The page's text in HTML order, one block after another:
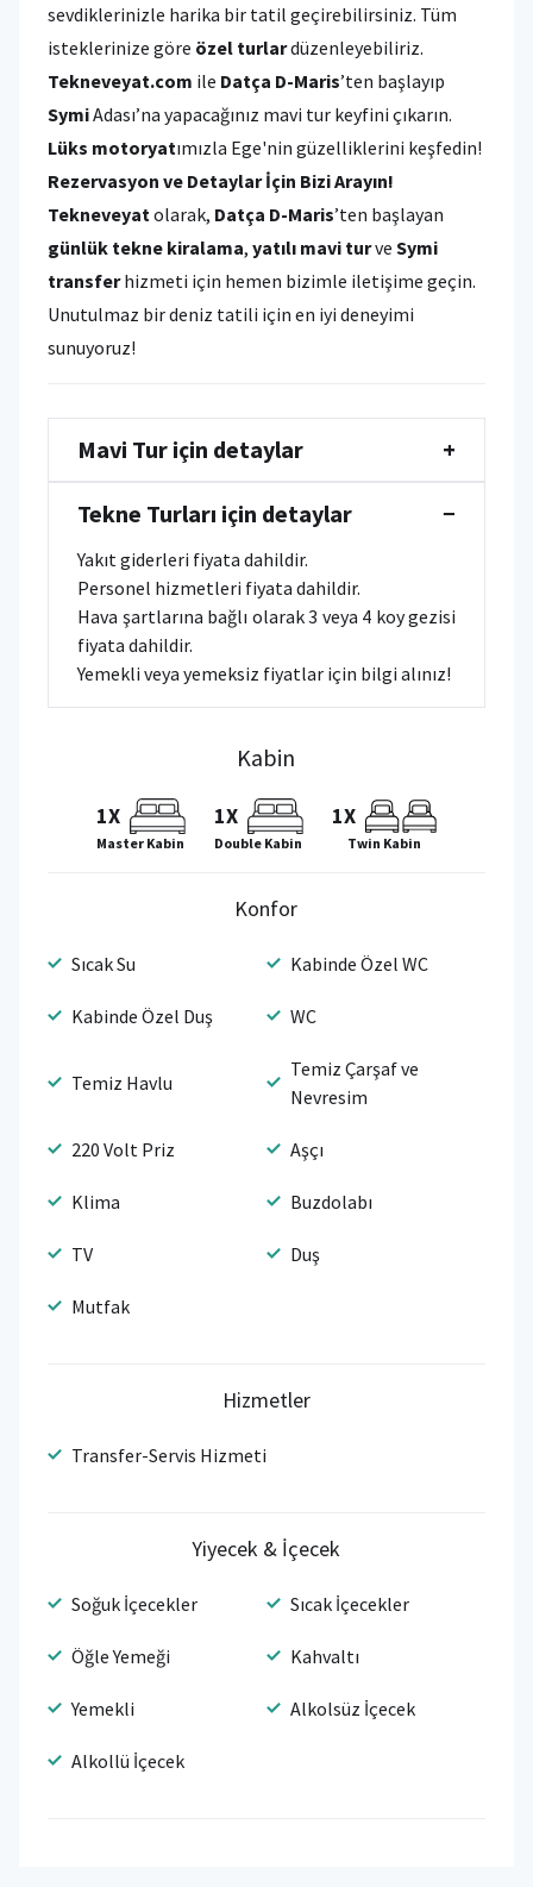
sevdiklerinizle harika bir tatil geçirebilirsiniz. Tüm
isteklerinize göre özel turlardüzenleyebiliriz.
Tekneveyat.com ile Datça D-Maris’ten başlayıp
SymiAdası’na yapacağınız mavi tur keyfini çıkarın.
Lüks motoryatımızla Ege'nin güzelliklerini keşfedin!
Rezervasyon ve Detaylar İçin Bizi Arayın!
Tekneveyat olarak, Datça D-Maris’ten başlayan
günlük tekne kiralama, yatılı mavi turve Symi
transferhizmeti için hemen bizimle iletişime geçin.
Unutulmaz bir deniz tatili için en iyi deneyimi
sunuyoruz!
Mavi Tur için detaylar +
Tekne Turları için detaylar −
Yakıt giderleri fiyata dahildir.
Personel hizmetleri fiyata dahildir.
Hava şartlarına bağlı olarak 3 veya 4 koy gezisi
fiyata dahildir.
Yemekli veya yemeksiz fiyatlar için bilgi alınız!
Kabin
1X
Master Kabin
1X
Double Kabin
1X
Twin Kabin
Konfor
Sıcak Su Kabinde Özel WC
Kabinde Özel Duş WC
Temiz Havlu
Temiz Çarşaf ve
Nevresim
220 Volt Priz Aşçı
Klima Buzdolabı
TV Duş
Mutfak
Hizmetler
Transfer-Servis Hizmeti
Yiyecek & İçecek
Soğuk İçecekler Sıcak İçecekler
Öğle Yemeği Kahvaltı
Yemekli Alkolsüz İçecek
Alkollü İçecek